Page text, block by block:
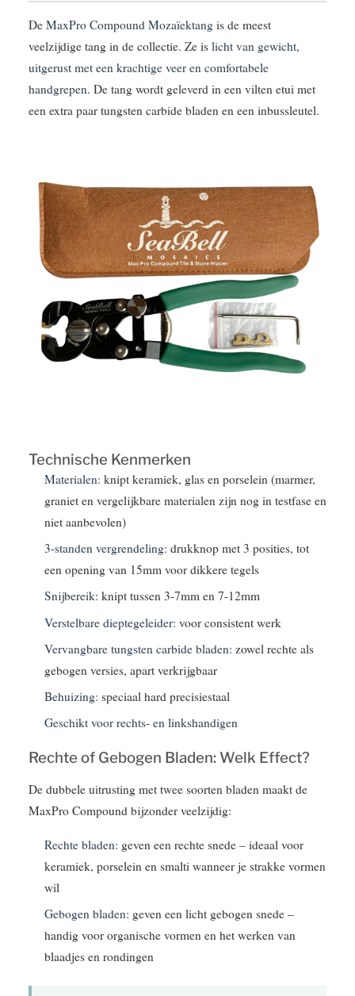
De MaxPro Compound Mozaïektang is de meest
veelzijdige tang in de collectie. Ze is licht van gewicht,
uitgerust met een krachtige veer en comfortabele
handgrepen. De tang wordt geleverd in een vilten etui met
een extra paar tungsten carbide bladen en een inbussleutel.
Technische Kenmerken
Materialen: knipt keramiek, glas en porselein (marmer,
graniet en vergelijkbare materialen zijn nog in testfase en
niet aanbevolen)
3-standen vergrendeling: drukknop met 3 posities, tot
een opening van 15mm voor dikkere tegels
Snijbereik: knipt tussen 3-7mm en 7-12mm
Verstelbare dieptegeleider: voor consistent werk
Vervangbare tungsten carbide bladen: zowel rechte als
gebogen versies, apart verkrijgbaar
Behuizing: speciaal hard precisiestaal
Geschikt voor rechts- en linkshandigen
Rechte of Gebogen Bladen: Welk Effect?
De dubbele uitrusting met twee soorten bladen maakt de
MaxPro Compound bijzonder veelzijdig:
Rechte bladen: geven een rechte snede – ideaal voor
keramiek, porselein en smalti wanneer je strakke vormen
wil
Gebogen bladen: geven een licht gebogen snede –
handig voor organische vormen en het werken van
blaadjes en rondingen